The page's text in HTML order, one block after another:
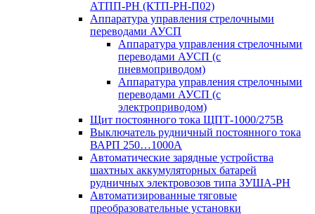
АТПП-РН (КТП-РН-П02)
Аппаратура управления стрелочными
переводами АУСП
Аппаратура управления стрелочными
переводами АУСП (с
пневмоприводом)
Аппаратура управления стрелочными
переводами АУСП (с
электроприводом)
Щит постоянного тока ЩПТ-1000/275В
Выключатель рудничный постоянного тока
ВАРП 250…1000А
Автоматические зарядные устройства
шахтных аккумуляторных батарей
рудничных электровозов типа ЗУША-РН
Автоматизированные тяговые
преобразовательные установки